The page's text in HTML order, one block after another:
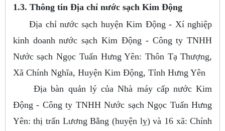
1.3. Thông tin Địa chỉ nước sạch Kim Động
Địa chỉ nước sạch huyện Kim Động - Xí nghiệp
kinh doanh nước sạch Kim Động - Công ty TNHH
Nước sạch Ngọc Tuấn Hưng Yên: Thôn Tạ Thượng,
Xã Chính Nghĩa, Huyện Kim Động, Tỉnh Hưng Yên
Địa bàn quản lý của Nhà máy cấp nước Kim
Động - Công ty TNHH Nước sạch Ngọc Tuấn Hưng
Yên: thị trấn Lương Bằng (huyện lỵ) và 16 xã: Chính